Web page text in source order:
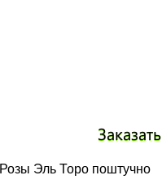
Розы Эль Торо поштучно
Заказать